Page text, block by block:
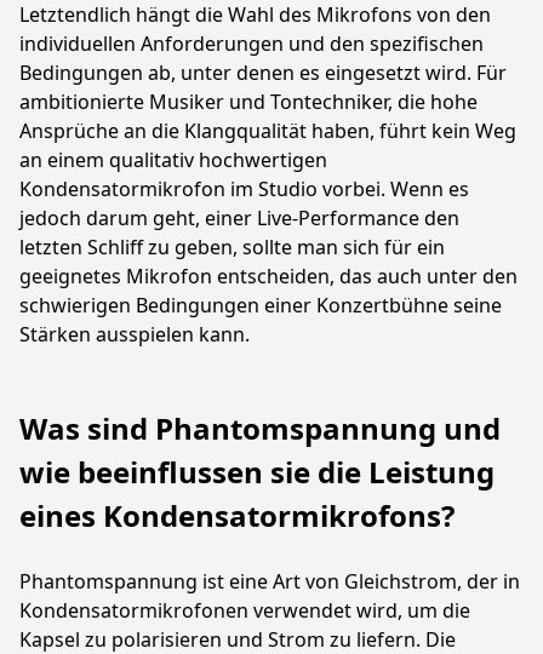
Letztendlich hängt die Wahl des Mikrofons von den
individuellen Anforderungen und den spezifischen
Bedingungen ab, unter denen es eingesetzt wird. Für
ambitionierte Musiker und Tontechniker, die hohe
Ansprüche an die Klangqualität haben, führt kein Weg
an einem qualitativ hochwertigen
Kondensatormikrofon im Studio vorbei. Wenn es
jedoch darum geht, einer Live-Performance den
letzten Schliff zu geben, sollte man sich für ein
geeignetes Mikrofon entscheiden, das auch unter den
schwierigen Bedingungen einer Konzertbühne seine
Stärken ausspielen kann.
Was sind Phantomspannung und
wie beeinflussen sie die Leistung
eines Kondensatormikrofons?
Phantomspannung ist eine Art von Gleichstrom, der in
Kondensatormikrofonen verwendet wird, um die
Kapsel zu polarisieren und Strom zu liefern. Die